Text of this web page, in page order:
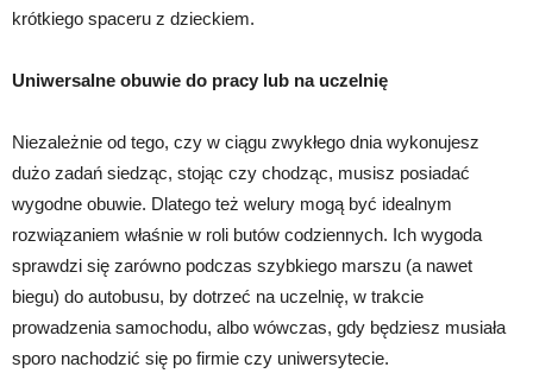
krótkiego spaceru z dzieckiem.
Uniwersalne obuwie do pracy lub na uczelnię
Niezależnie od tego, czy w ciągu zwykłego dnia wykonujesz
dużo zadań siedząc, stojąc czy chodząc, musisz posiadać
wygodne obuwie. Dlatego też welury mogą być idealnym
rozwiązaniem właśnie w roli butów codziennych. Ich wygoda
sprawdzi się zarówno podczas szybkiego marszu (a nawet
biegu) do autobusu, by dotrzeć na uczelnię, w trakcie
prowadzenia samochodu, albo wówczas, gdy będziesz musiała
sporo nachodzić się po firmie czy uniwersytecie.